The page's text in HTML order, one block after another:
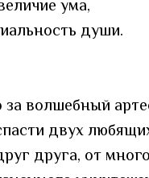
ума,
души.
за волшебный
двух
друга, от